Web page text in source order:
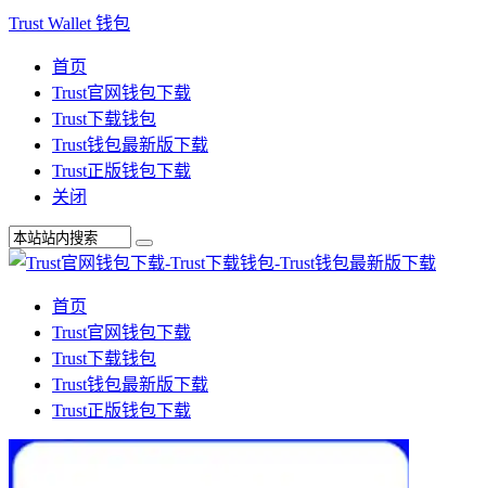
Trust Wallet 钱包
首页
Trust官网钱包下载
Trust下载钱包
Trust钱包最新版下载
Trust正版钱包下载
关闭
首页
Trust官网钱包下载
Trust下载钱包
Trust钱包最新版下载
Trust正版钱包下载